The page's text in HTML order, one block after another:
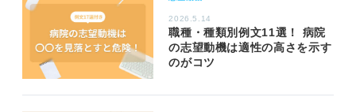
2026.5.14
職種・種類別例文11選！ 病院
の志望動機は適性の高さを示す
のがコツ